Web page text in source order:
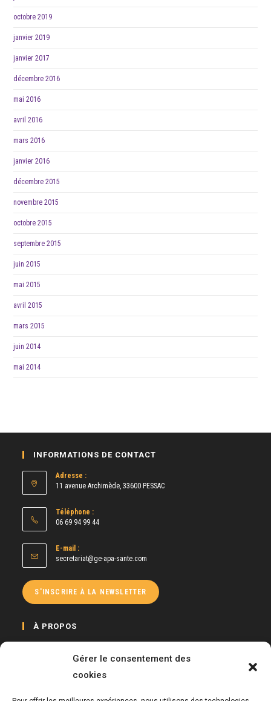
Gérer le consentement des
cookies
octobre 2019
janvier 2019
janvier 2017
décembre 2016
mai 2016
avril 2016
mars 2016
janvier 2016
décembre 2015
novembre 2015
octobre 2015
septembre 2015
juin 2015
mai 2015
avril 2015
mars 2015
juin 2014
mai 2014
INFORMATIONS DE CONTACT
Adresse :
11 avenue Archimède, 33600 PESSAC
Téléphone :
06 69 94 99 44
E-mail :
secretariat@ge-apa-sante.com
votre
application
S'INSCRIRE À LA NEWSLETTER
À PROPOS
d’activité physique auprès de toute personne à besoins spécifiques, mais
également de proposer des formations continues auprès des Enseignants